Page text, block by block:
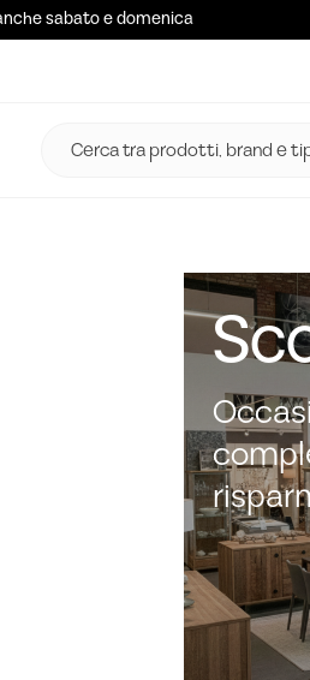
sabato e domenica